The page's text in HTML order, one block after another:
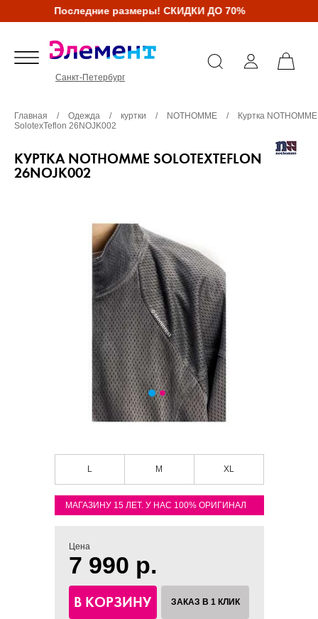
Последние размеры! СКИДКИ ДО 70%
Санкт-Петербург
Главная / Одежда / куртки / NOTHOMME /
Куртка NOTHOMME
SolotexTeflon 26NOJK002
КУРТКА NOTHOMME SOLOTEXTEFLON
26NOJK002
L M XL
МАГАЗИНУ 15 ЛЕТ. У НАС 100% ОРИГИНАЛ
Цена
7 990 р.
В КОРЗИНУ ЗАКАЗ В 1 КЛИК